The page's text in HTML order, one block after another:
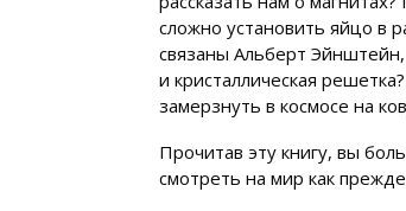
сложно установить яйцо в
связаны Альберт
и кристаллическая
замерзнуть в космосе на
Прочитав эту книгу, вы
смотреть на мир как